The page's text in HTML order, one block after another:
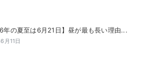
年の夏至は6月21日】昼が最も長い理由...
月11日